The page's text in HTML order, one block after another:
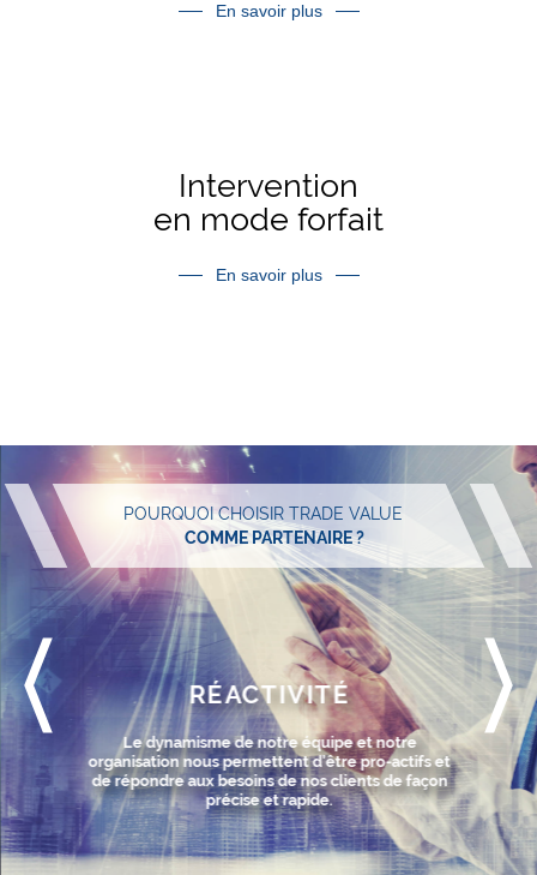
En savoir plus
tant qu’experts
Intervention
en mode forfait
En savoir plus
DÉVELOPPEMENT ET LIVRAISON
consultants spécialisés
POURQUOI CHOISIR TRADE VALUE
COMME PARTENAIRE ?
RÉACTIVITÉ
Le dynamisme de notre équipe et notre
organisation nous permettent d’être pro-actifs et
de répondre aux besoins de nos clients de façon
précise et rapide.